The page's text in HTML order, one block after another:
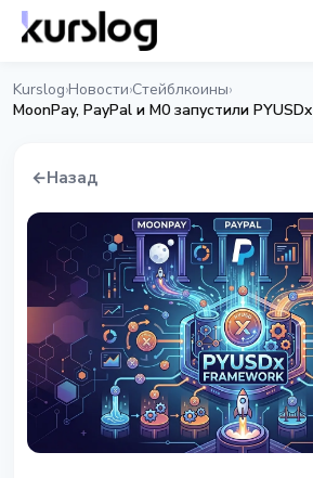
Kurslog›Новости›Стейблкоины›
MoonPay, PayPal и M0 запустили PYUSDx
←Назад